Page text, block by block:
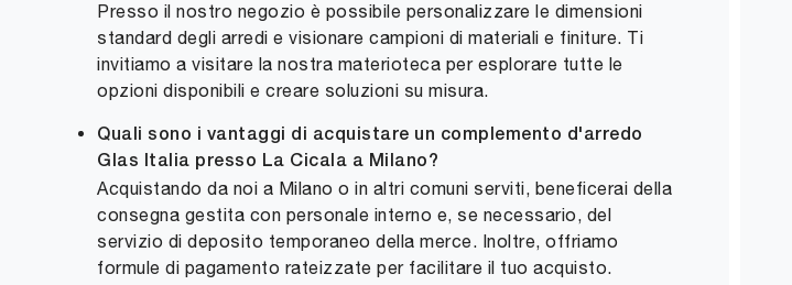
Presso il nostro negozio è possibile personalizzare le dimensioni
standard degli arredi e visionare campioni di materiali e finiture. Ti
invitiamo a visitare la nostra materioteca per esplorare tutte le
opzioni disponibili e creare soluzioni su misura.
Quali sono i vantaggi di acquistare un complemento d'arredo
Glas Italia presso La Cicala a Milano?
Acquistando da noi a Milano o in altri comuni serviti, beneficerai della
consegna gestita con personale interno e, se necessario, del
servizio di deposito temporaneo della merce. Inoltre, offriamo
formule di pagamento rateizzate per facilitare il tuo acquisto.